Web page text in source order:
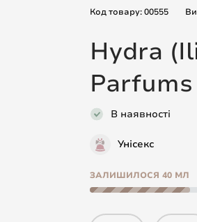
Код товару: 00555
Hydra
Parfums
В наявності
Унісекс
ЗАЛИШИЛОСЯ 40 МЛ